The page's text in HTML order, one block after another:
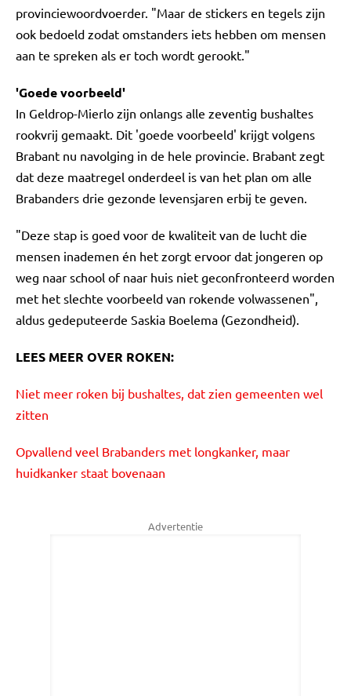
provinciewoordvoerder. "Maar de stickers en tegels zijn
ook bedoeld zodat omstanders iets hebben om mensen
aan te spreken als er toch wordt gerookt."
'Goede voorbeeld'
In Geldrop-Mierlo zijn onlangs alle zeventig bushaltes
rookvrij gemaakt. Dit 'goede voorbeeld' krijgt volgens
Brabant nu navolging in de hele provincie. Brabant zegt
dat deze maatregel onderdeel is van het plan om alle
Brabanders drie gezonde levensjaren erbij te geven.
"Deze stap is goed voor de kwaliteit van de lucht die
mensen inademen én het zorgt ervoor dat jongeren op
weg naar school of naar huis niet geconfronteerd worden
met het slechte voorbeeld van rokende volwassenen",
aldus gedeputeerde Saskia Boelema (Gezondheid).
LEES MEER OVER ROKEN:
Niet meer roken bij bushaltes, dat zien gemeenten wel
zitten
Opvallend veel Brabanders met longkanker, maar
huidkanker staat bovenaan
Advertentie